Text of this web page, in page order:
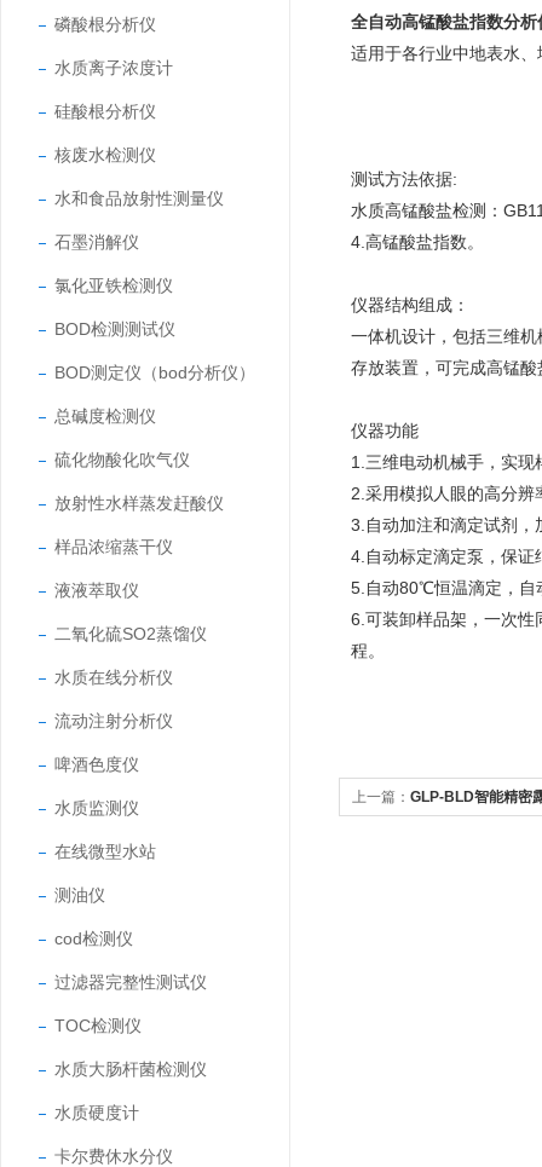
磷酸根分析仪
水质离子浓度计
硅酸根分析仪
核废水检测仪
水和食品放射性测量仪
石墨消解仪
氯化亚铁检测仪
BOD检测测试仪
BOD测定仪（bod分析仪）
总碱度检测仪
硫化物酸化吹气仪
放射性水样蒸发赶酸仪
样品浓缩蒸干仪
液液萃取仪
二氧化硫SO2蒸馏仪
水质在线分析仪
流动注射分析仪
啤酒色度仪
水质监测仪
在线微型水站
测油仪
cod检测仪
过滤器完整性测试仪
TOC检测仪
水质大肠杆菌检测仪
水质硬度计
卡尔费休水分仪
全自动高锰酸盐指数分析
适用于各行业中地表水
测试方法依据:
水质高锰酸盐检测：
4.高锰酸盐指数。
仪器结构组成：
一体机设计，包括三维
存放装置，可完成高锰酸
仪器功能
1.三维电动机械手，实
2.采用模拟人眼的高分
3.自动加注和滴定试剂
4.自动标定滴定泵，保证
5.自动80℃恒温滴定，自
6.可装卸样品架，一次性
程。
上一篇： GLP-BLD智能精密